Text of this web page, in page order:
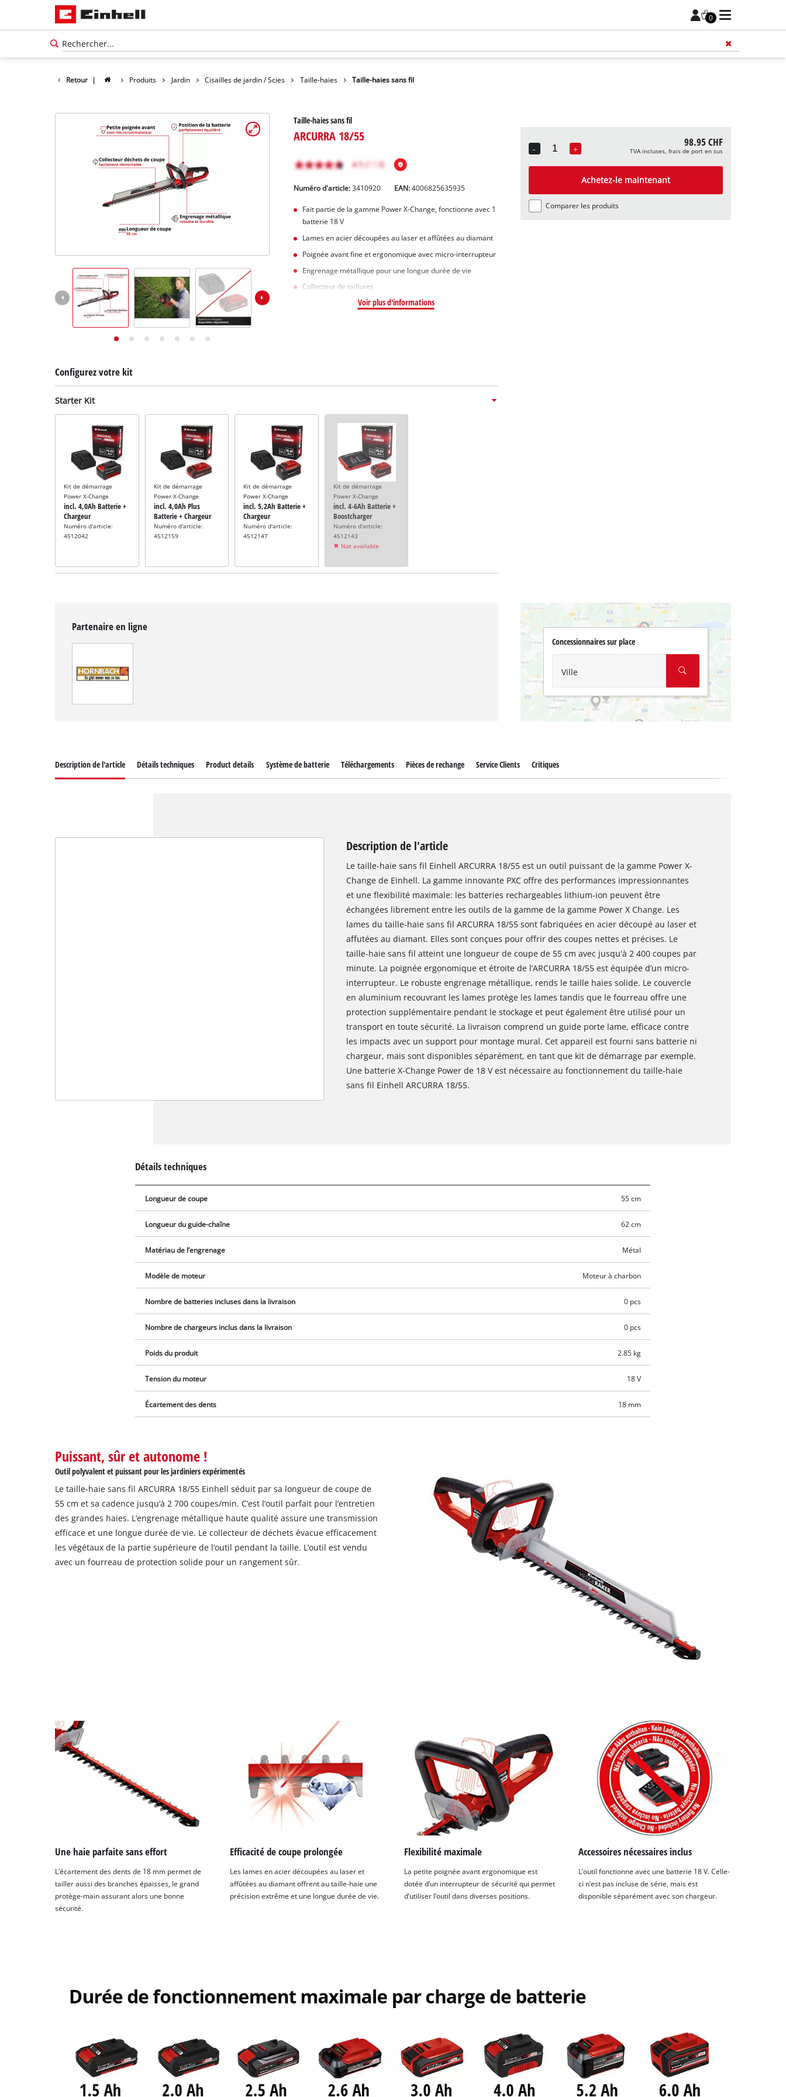
0
Retour | Produits Jardin Cisailles de jardin / Scies Taille-haies Taille-haies sans fil
Taille-haies sans fil
ARCURRA 18/55
Numéro d'article:3410920 EAN:4006825635935
Fait partie de la gamme Power X-Change, fonctionne avec 1
batterie 18 V
Lames en acier découpées au laser et affûtées au diamant
Poignée avant fine et ergonomique avec micro-interrupteur
Engrenage métallique pour une longue durée de vie
Collecteur de taillures
Voir plus d'informations
Configurez votre kit
Starter Kit
Kit de démarrage
Power X-Change
incl. 4,0Ah Batterie +
Chargeur
Numéro d'article:
4512042
Kit de démarrage
Power X-Change
incl. 4,0Ah Plus
Batterie + Chargeur
Numéro d'article:
4512159
Kit de démarrage
Power X-Change
incl. 5,2Ah Batterie +
Chargeur
Numéro d'article:
4512147
Kit de démarrage
Power X-Change
incl. 4-6Ah Batterie +
Boostcharger
Numéro d'article:
4512143
Not available
-
Quantity
+ 98.95 CHF
TVA incluses, frais de port en sus
Achetez-le maintenant
Comparer les produits
Partenaire en ligne
Concessionnaires sur place
Ville
This content is not permitted to load due
visitor. The website owner needs to setup
to the list of technologies used.
Description de l'article Détails techniques Product details Système de batterie Téléchargements Pièces de rechange Service Clients Critiques
Description de l'article
Le taille-haie sans fil Einhell ARCURRA 18/55 est un outil puissant de la gamme Power X-
Change de Einhell. La gamme innovante PXC offre des performances impressionnantes
et une flexibilité maximale: les batteries rechargeables lithium-ion peuvent être
échangées librement entre les outils de la gamme de la gamme Power X Change. Les
lames du taille-haie sans fil ARCURRA 18/55 sont fabriquées en acier découpé au laser et
affutées au diamant. Elles sont conçues pour offrir des coupes nettes et précises. Le
taille-haie sans fil atteint une longueur de coupe de 55 cm avec jusqu'à 2 400 coupes par
minute. La poignée ergonomique et étroite de l’ARCURRA 18/55 est équipée d’un micro-
interrupteur. Le robuste engrenage métallique, rends le taille haies solide. Le couvercle
en aluminium recouvrant les lames protège les lames tandis que le fourreau offre une
protection supplémentaire pendant le stockage et peut également être utilisé pour un
transport en toute sécurité. La livraison comprend un guide porte lame, efficace contre
les impacts avec un support pour montage mural. Cet appareil est fourni sans batterie ni
chargeur, mais sont disponibles séparément, en tant que kit de démarrage par exemple.
Une batterie X-Change Power de 18 V est nécessaire au fonctionnement du taille-haie
sans fil Einhell ARCURRA 18/55.
Détails techniques
Longueur de coupe 55 cm
Longueur du guide-chaîne 62 cm
Matériau de l’engrenage Métal
Modèle de moteur Moteur à charbon
Nombre de batteries incluses dans la livraison 0 pcs
Nombre de chargeurs inclus dans la livraison 0 pcs
Poids du produit 2.85 kg
Tension du moteur 18 V
Écartement des dents 18 mm
Puissant, sûr et autonome !
Outil polyvalent et puissant pour les jardiniers expérimentés
Le taille-haie sans fil ARCURRA 18/55 Einhell séduit par sa longueur de coupe de
55 cm et sa cadence jusqu’à 2 700 coupes/min. C’est l’outil parfait pour l’entretien
des grandes haies. L’engrenage métallique haute qualité assure une transmission
efficace et une longue durée de vie. Le collecteur de déchets évacue efficacement
les végétaux de la partie supérieure de l’outil pendant la taille. L’outil est vendu
avec un fourreau de protection solide pour un rangement sûr.
Une haie parfaite sans effort
L’écartement des dents de 18 mm permet de
tailler aussi des branches épaisses, le grand
protège-main assurant alors une bonne
sécurité.
Efficacité de coupe prolongée
Les lames en acier découpées au laser et
affûtées au diamant offrent au taille-haie une
précision extrême et une longue durée de vie.
Flexibilité maximale
La petite poignée avant ergonomique est
dotée d’un interrupteur de sécurité qui permet
d’utiliser l’outil dans diverses positions.
Accessoires nécessaires inclus
L’outil fonctionne avec une batterie 18 V. Celle-
ci n’est pas incluse de série, mais est
disponible séparément avec son chargeur.